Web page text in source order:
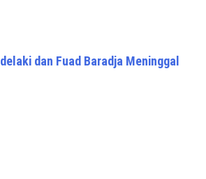
dan Fuad Baradja Meninggal